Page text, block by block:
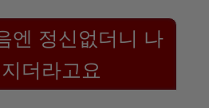
엔 정신없더니 나
더라고요